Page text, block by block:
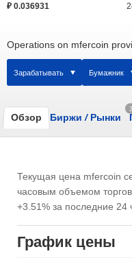
₽ 0.036931
Operations on mfercoin
Зарабатывать Бумажник
Обзор Биржи /Рынки
3
Текущая цена mfercoin
часовым объемом торгов
+3.51% за последние 24
График цены